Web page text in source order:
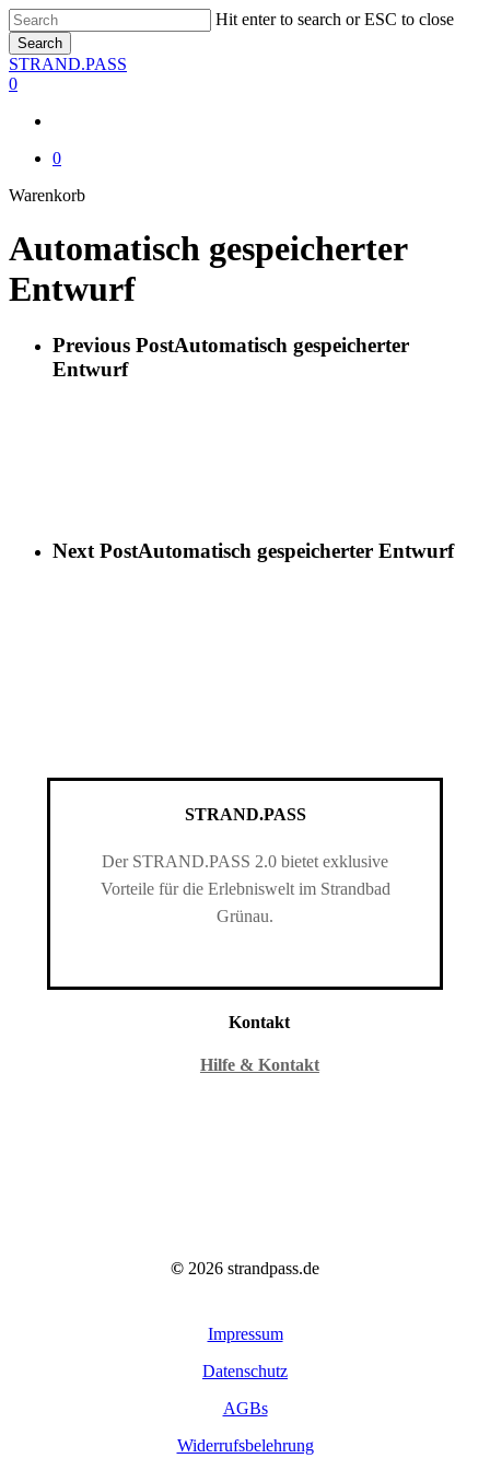
Skip
to
main
content
Hit enter to search or ESC to close
Search
Close
Search
STRAND.PASS
0
0
WarenkorbClose
Automatisch gespeicherter
Entwurf
Previous PostAutomatisch gespeicherter
Entwurf
Next PostAutomatisch gespeicherter Entwurf
STRAND.PASS
Der STRAND.PASS 2.0 bietet exklusive
Vorteile für die Erlebniswelt im Strandbad
Grünau.
Kontakt
Hilfe & Kontakt
© 2026 strandpass.de
Impressum
Datenschutz
AGBs
Widerrufsbelehrung